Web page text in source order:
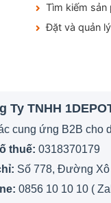
Tìm kiếm sản
Đặt và quản
Ty TNHH
cung ứng B2B cho
thuế: 0318370179
Số 778, Đường Xô
0856 10 10 10 (